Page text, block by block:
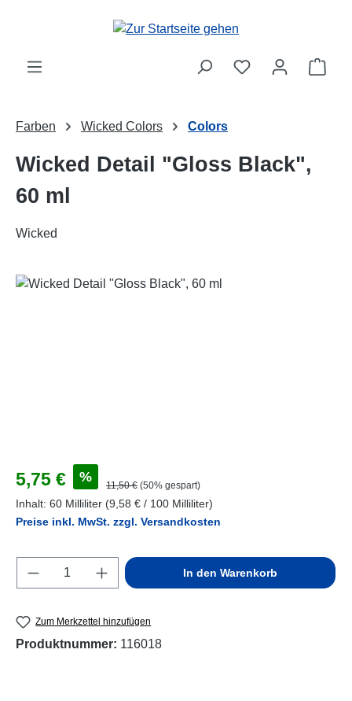
Zum Hauptinhalt springen
Farben Wicked Colors Colors
Wicked Detail "Gloss Black",
60 ml
Wicked
Bildergalerie überspringen
Verkaufspreis:
5,75 € % Regulärer Preis:
11,50 € (50% gespart)
Inhalt: 60 Milliliter (9,58 € / 100 Milliliter)
Preise inkl. MwSt. zzgl. Versandkosten
Produkt Anzahl: Gib den gewünschten
In den Warenkorb
Zum Merkzettel hinzufügen
Produktnummer: 116018